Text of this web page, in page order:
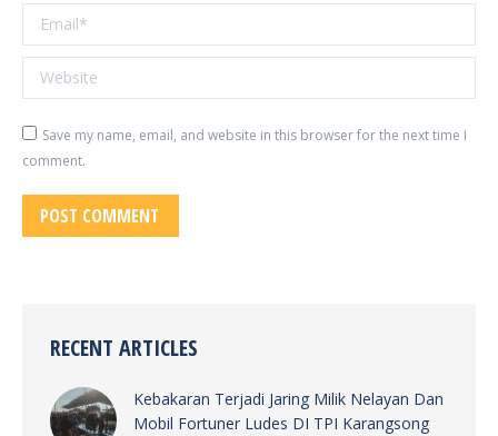
Email *
Website
Save my name, email, and website in this browser for the next time I
comment.
POST COMMENT
RECENT ARTICLES
Kebakaran Terjadi Jaring Milik Nelayan Dan
Mobil Fortuner Ludes DI TPI Karangsong